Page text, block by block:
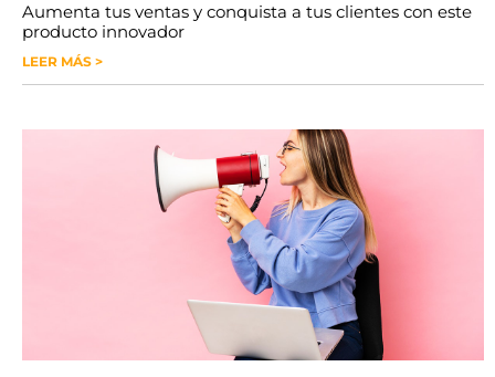
Aumenta tus ventas y conquista a tus clientes con este
producto innovador
LEER MÁS >